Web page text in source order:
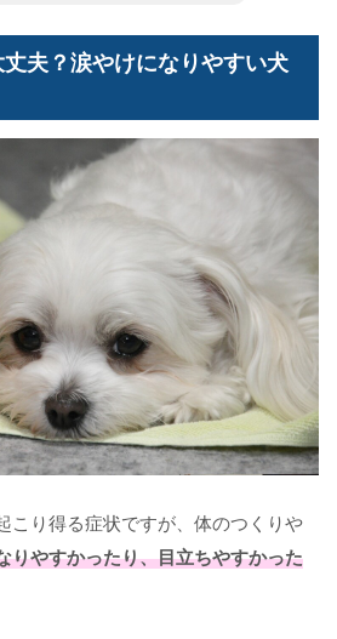
夫？涙やけになりやすい犬
こり得る症状ですが、体のつくりや
りやすかったり、目立ちやすかった